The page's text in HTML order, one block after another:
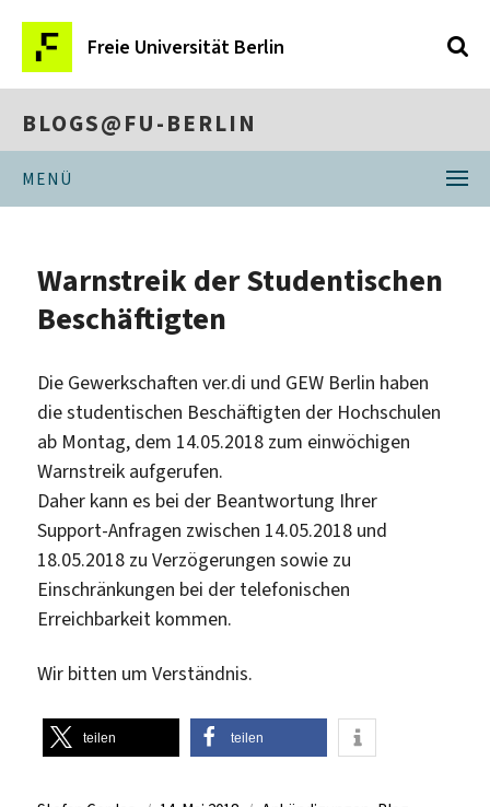
Freie Universität Berlin
BLOGS@FU-BERLIN
MENÜ
Warnstreik der Studentischen
Beschäftigten
Die Gewerkschaften ver.di und GEW Berlin haben
die studentischen Beschäftigten der Hochschulen
ab Montag, dem 14.05.2018 zum einwöchigen
Warnstreik aufgerufen.
Daher kann es bei der Beantwortung Ihrer
Support-Anfragen zwischen 14.05.2018 und
18.05.2018 zu Verzögerungen sowie zu
Einschränkungen bei der telefonischen
Erreichbarkeit kommen.
Wir bitten um Verständnis.
teilen teilen